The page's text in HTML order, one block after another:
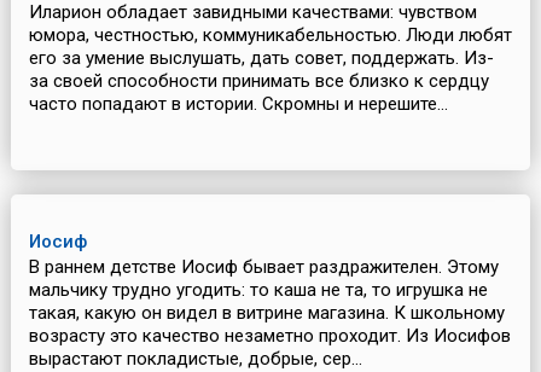
Иларион обладает завидными качествами: чувством
юмора, честностью, коммуникабельностью. Люди любят
его за умение выслушать, дать совет, поддержать. Из-
за своей способности принимать все близко к сердцу
часто попадают в истории. Скромны и нерешите...
Иосиф
В раннем детстве Иосиф бывает раздражителен. Этому
мальчику трудно угодить: то каша не та, то игрушка не
такая, какую он видел в витрине магазина. К школьному
возрасту это качество незаметно проходит. Из Иосифов
вырастают покладистые, добрые, сер...